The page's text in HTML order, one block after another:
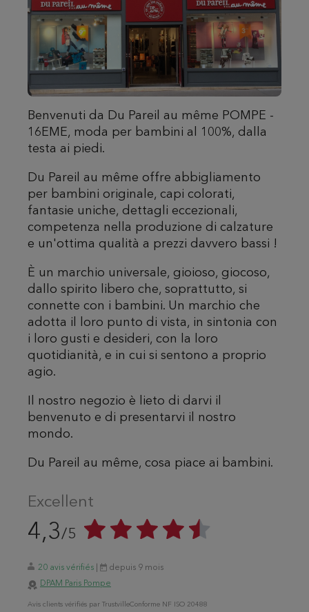
Benvenuti da Du Pareil au même POMPE -
16EME, moda per bambini al 100%, dalla
testa ai piedi.
Du Pareil au même offre abbigliamento
per bambini originale, capi colorati,
fantasie uniche, dettagli eccezionali,
competenza nella produzione di calzature
e un'ottima qualità a prezzi davvero bassi !
È un marchio universale, gioioso, giocoso,
dallo spirito libero che, soprattutto, si
connette con i bambini. Un marchio che
adotta il loro punto di vista, in sintonia con
i loro gusti e desideri, con la loro
quotidianità, e in cui si sentono a proprio
agio.
Il nostro negozio è lieto di darvi il
benvenuto e di presentarvi il nostro
mondo.
Du Pareil au même, cosa piace ai bambini.
Excellent
4,3/5
20 avis vérifiés
depuis 9 mois
DPAM Paris Pompe
Avis clients vérifiés par TrustvilleConforme NF ISO 20488